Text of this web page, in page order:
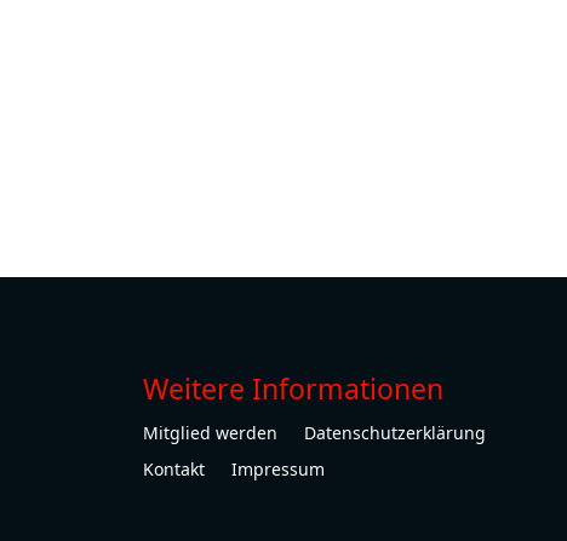
Weitere Informationen
Mitglied werden
Datenschutzerklärung
Kontakt
Impressum